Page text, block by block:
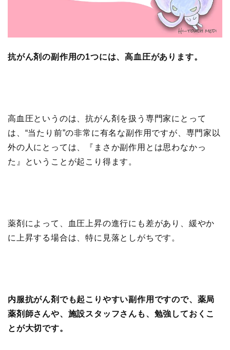
抗がん剤の副作用の1つには、高血圧があります。
高血圧というのは、抗がん剤を扱う専門家にとって
は、“当たり前”の非常に有名な副作用ですが、専門家以
外の人にとっては、『まさか副作用とは思わなかっ
た』ということが起こり得ます。
薬剤によって、血圧上昇の進行にも差があり、緩やか
に上昇する場合は、特に見落としがちです。
内服抗がん剤でも起こりやすい副作用ですので、薬局
薬剤師さんや、施設スタッフさんも、勉強しておくこ
とが大切です。